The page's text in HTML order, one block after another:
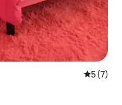
5 av 5 i
5 (7)